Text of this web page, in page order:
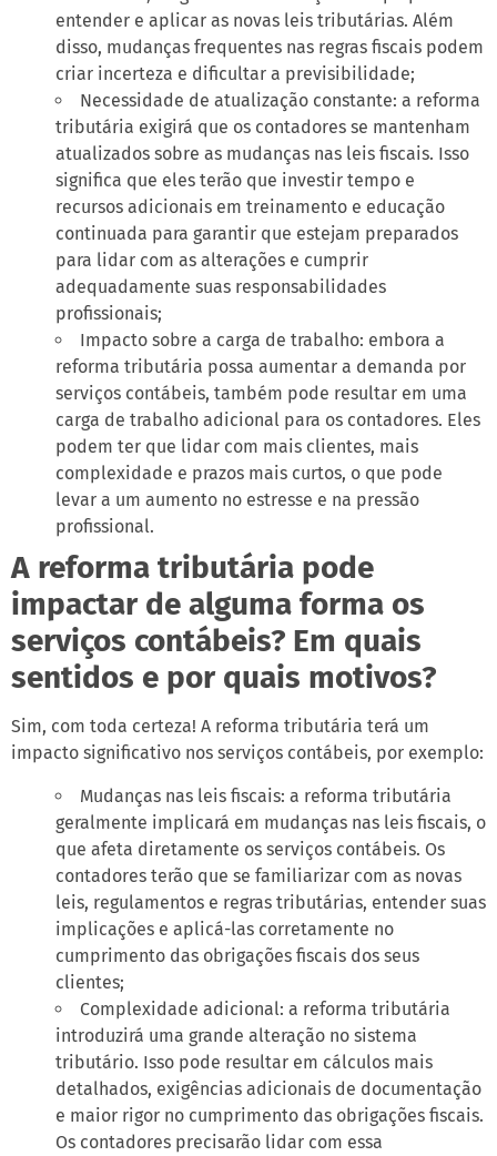
entender e aplicar as novas leis tributárias. Além
disso, mudanças frequentes nas regras fiscais podem
criar incerteza e dificultar a previsibilidade;
Necessidade de atualização constante: a reforma
tributária exigirá que os contadores se mantenham
atualizados sobre as mudanças nas leis fiscais. Isso
significa que eles terão que investir tempo e
recursos adicionais em treinamento e educação
continuada para garantir que estejam preparados
para lidar com as alterações e cumprir
adequadamente suas responsabilidades
profissionais;
Impacto sobre a carga de trabalho: embora a
reforma tributária possa aumentar a demanda por
serviços contábeis, também pode resultar em uma
carga de trabalho adicional para os contadores. Eles
podem ter que lidar com mais clientes, mais
complexidade e prazos mais curtos, o que pode
levar a um aumento no estresse e na pressão
profissional.
A reforma tributária pode
impactar de alguma forma os
serviços contábeis? Em quais
sentidos e por quais motivos?
Sim, com toda certeza! A reforma tributária terá um
impacto significativo nos serviços contábeis, por exemplo:
Mudanças nas leis fiscais: a reforma tributária
geralmente implicará em mudanças nas leis fiscais, o
que afeta diretamente os serviços contábeis. Os
contadores terão que se familiarizar com as novas
leis, regulamentos e regras tributárias, entender suas
implicações e aplicá-las corretamente no
cumprimento das obrigações fiscais dos seus
clientes;
Complexidade adicional: a reforma tributária
introduzirá uma grande alteração no sistema
tributário. Isso pode resultar em cálculos mais
detalhados, exigências adicionais de documentação
e maior rigor no cumprimento das obrigações fiscais.
Os contadores precisarão lidar com essa